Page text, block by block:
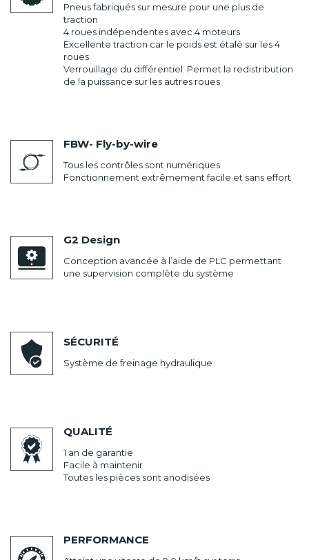
Pneus fabriqués sur mesure pour une plus de
traction
4 roues indépendentes avec 4 moteurs
Excellente traction car le poids est étalé sur les 4
roues
Verrouillage du différentiel: Permet la redistribution
de la puissance sur les autres roues
FBW- Fly-by-wire
Tous les contrôles sont numériques
Fonctionnement extrêmement facile et sans effort
G2 Design
Conception avancée à l’aide de PLC permettant
une supervision complète du système
SÉCURITÉ
Système de freinage hydraulique
QUALITÉ
1 an de garantie
Facile à maintenir
Toutes les pièces sont anodisées
PERFORMANCE